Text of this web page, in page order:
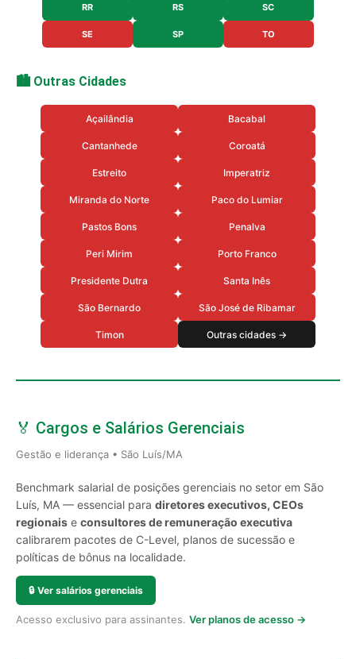
RR RS SC
SE SP TO
🏙️ Outras Cidades
Açailândia Bacabal
Cantanhede Coroatá
Estreito Imperatriz
Miranda do Norte Paco do Lumiar
Pastos Bons Penalva
Peri Mirim Porto Franco
Presidente Dutra Santa Inês
São Bernardo São José de Ribamar
Timon Outras cidades →
🏅 Cargos e Salários Gerenciais
Gestão e liderança • São Luís/MA
Benchmark salarial de posições gerenciais no setor em São
Luís, MA — essencial para diretores executivos, CEOs
regionais e consultores de remuneração executiva
calibrarem pacotes de C-Level, planos de sucessão e
políticas de bônus na localidade.
🔒 Ver salários gerenciais
Acesso exclusivo para assinantes. Ver planos de acesso →